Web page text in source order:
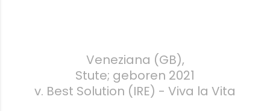
Veneziana (GB),
Stute; geboren 2021
v. Best Solution (IRE) - Viva la Vita